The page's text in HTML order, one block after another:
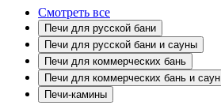
Смотреть все
Печи для русской бани
Печи для русской бани и сауны
Печи для коммерческих бань
Печи для коммерческих бань и саун
Печи-камины